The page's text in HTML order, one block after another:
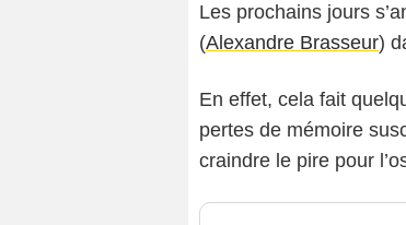
Les prochains jours
(Alexandre Brasseur)
En effet, cela fait
pertes de mémoire
craindre le pire pour